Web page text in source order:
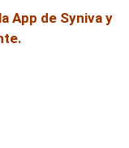
App de Syniva y